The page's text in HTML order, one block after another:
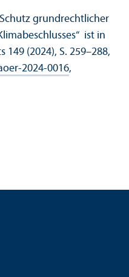
grundrechtlicher
ist in
(2024), S. 259–288,
2024-0016,